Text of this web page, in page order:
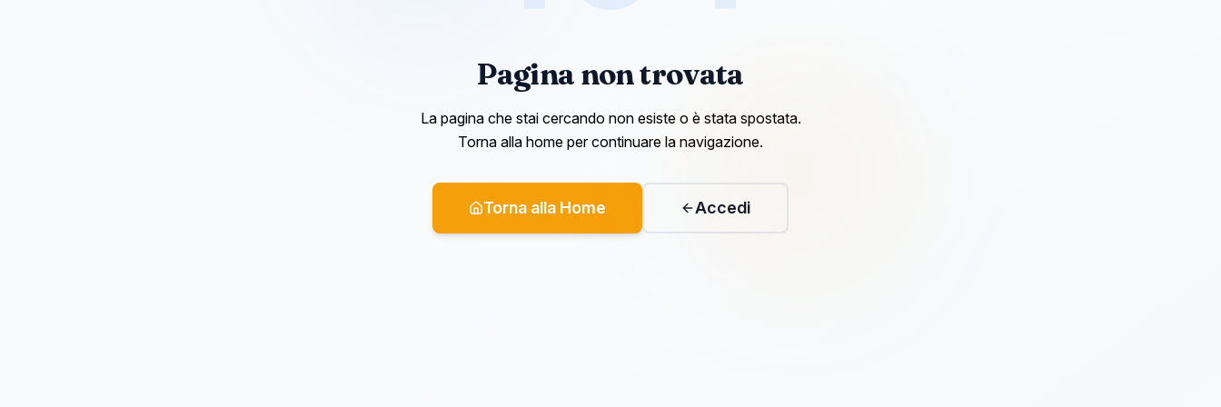
Pagina non trovata
La pagina che stai cercando non esiste o è stata spostata.
Torna alla home per continuare la navigazione.
Torna alla Home Accedi